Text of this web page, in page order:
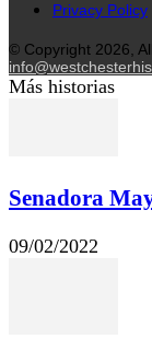
Privacy Policy
© Copyright 2026,
Más historias
Senadora
09/02/2022